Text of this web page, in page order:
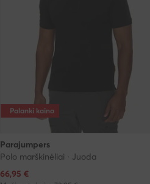
Palanki kaina
Parajumpers
Polo marškinėliai · Juoda
Dabartinė kaina
66,95 €